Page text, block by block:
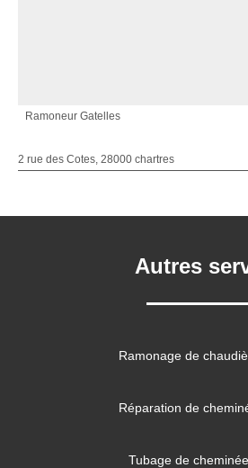
Ramoneur Gatelles
2 rue des Cotes, 28000 chartres
Autres
Ramonage de
Réparation de
Tubage de